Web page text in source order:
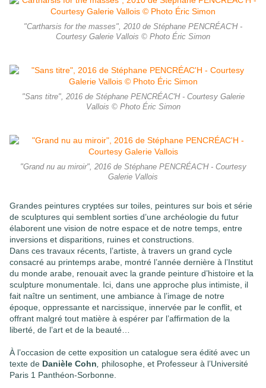
"Cartharsis for the masses", 2010 de Stéphane PENCRÉAC'H -
Courtesy Galerie Vallois © Photo Éric Simon
"Sans titre", 2016 de Stéphane PENCRÉAC'H - Courtesy Galerie
Vallois © Photo Éric Simon
"Grand nu au miroir", 2016 de Stéphane PENCRÉAC'H - Courtesy
Galerie Vallois
Grandes peintures cryptées sur toiles, peintures sur bois et série
de sculptures qui semblent sorties d’une archéologie du futur
élaborent une vision de notre espace et de notre temps, entre
inversions et disparitions, ruines et constructions.
Dans ces travaux récents, l’artiste, à travers un grand cycle
consacré au printemps arabe, montré l’année dernière à l’Institut
du monde arabe, renouait avec la grande peinture d’histoire et la
sculpture monumentale. Ici, dans une approche plus intimiste, il
fait naître un sentiment, une ambiance à l’image de notre
époque, oppressante et narcissique, innervée par le conflit, et
offrant malgré tout matière à espérer par l’affirmation de la
liberté, de l’art et de la beauté…
À l’occasion de cette exposition un catalogue sera édité avec un
texte de Danièle Cohn
philosophe, et Professeur à l’Université
Paris 1 Panthéon-Sorbonne.